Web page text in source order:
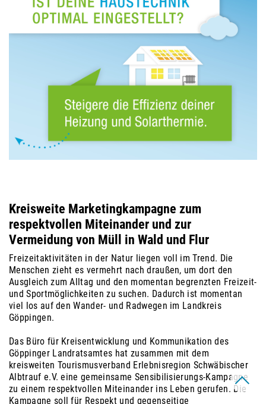
Kreisweite Marketingkampagne zum
respektvollen Miteinander und zur
Vermeidung von Müll in Wald und Flur
Freizeitaktivitäten in der Natur liegen voll im Trend. Die
Menschen zieht es vermehrt nach draußen, um dort den
Ausgleich zum Alltag und den momentan begrenzten Freizeit-
und Sportmöglichkeiten zu suchen. Dadurch ist momentan
viel los auf den Wander- und Radwegen im Landkreis
Göppingen.
Das Büro für Kreisentwicklung und Kommunikation des
Göppinger Landratsamtes hat zusammen mit dem
kreisweiten Tourismusverband Erlebnisregion Schwäbischer
Albtrauf e.V. eine gemeinsame Sensibilisierungs-Kampagne
zu einem respektvollen Miteinander ins Leben gerufen. Die
Kampagne soll für Respekt und gegenseitige